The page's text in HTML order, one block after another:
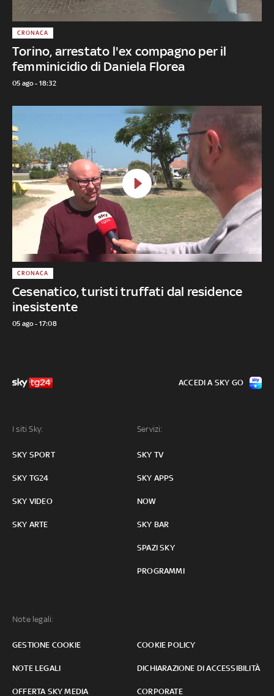
Torino, arrestato l'ex compagno per il
femminicidio di Daniela Florea
CRONACA
05 ago - 18:32
Cesenatico, turisti truffati dal residence
inesistente
CRONACA
05 ago - 17:08
I siti Sky:
SKY SPORT
SKY TG24
SKY VIDEO
SKY ARTE
Servizi:
SKY TV
SKY APPS
NOW
SKY BAR
SPAZI SKY
PROGRAMMI
Note legali:
GESTIONE COOKIE COOKIE POLICY
NOTE LEGALI DICHIARAZIONE DI ACCESSIBILITÀ
OFFERTA SKY MEDIA CORPORATE
ACCEDI A SKY GO